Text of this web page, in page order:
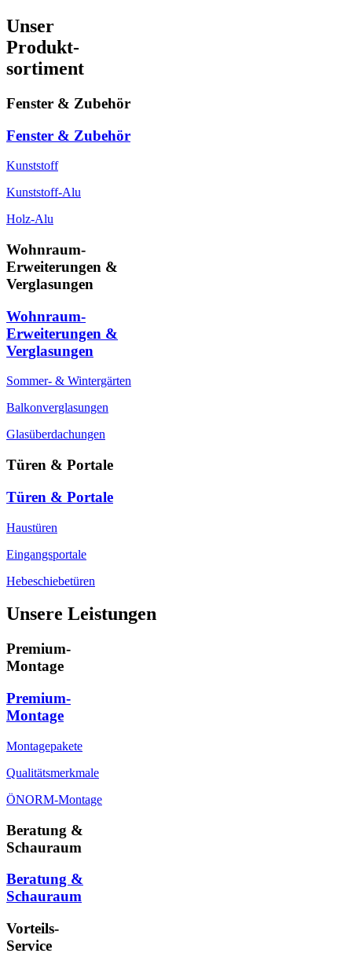
Unser
Produkt-
sortiment
Fenster & Zubehör
Fenster & Zubehör
Kunststoff
Kunststoff-Alu
Holz-Alu
Wohnraum-
Erweiterungen &
Verglasungen
Wohnraum-
Erweiterungen &
Verglasungen
Sommer- & Wintergärten
Balkonverglasungen
Glasüberdachungen
Türen & Portale
Türen & Portale
Haustüren
Eingangsportale
Hebeschiebetüren
Unsere Leistungen
Premium-
Montage
Premium-
Montage
Montagepakete
Qualitätsmerkmale
ÖNORM-Montage
Beratung &
Schauraum
Beratung &
Schauraum
Vorteils-
Service